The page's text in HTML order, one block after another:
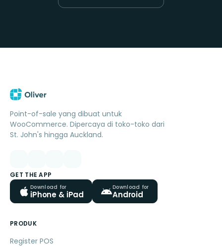
Point-of-sale yang dibuat untuk
WooCommerce. Dipercaya di toko-toko dari
St. John's hingga Auckland.
GET THE APP
Download for
iPhone & iPad
Download for
Android
PRODUK
Register POS